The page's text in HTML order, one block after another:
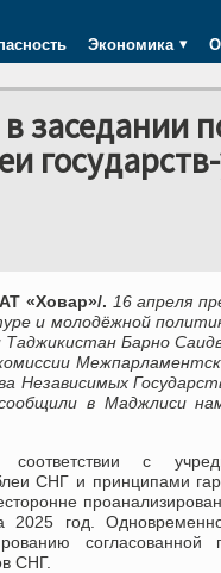
Экономика
заседании
«Ховар»/. 16 апреля
и молодёжной
Барно
Независимых
в Маджлиси
с
СНГ и принципами
2025 год.
СНГ.